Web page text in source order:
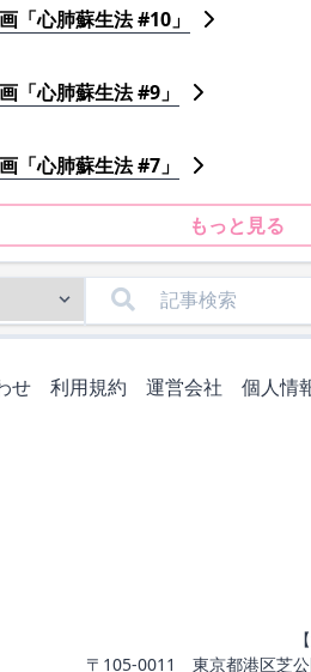
「心肺蘇生法 #10」
「心肺蘇生法 #9」
「心肺蘇生法 #7」
もっと見る
せ 利用規約 運営会社 個人情
〒105-0011 東京都港区芝